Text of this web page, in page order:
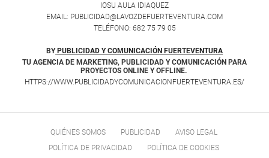
IOSU AULA IDIAQUEZ
EMAIL: PUBLICIDAD@LAVOZDEFUERTEVENTURA.COM
TELÉFONO: 682 75 79 05
BY PUBLICIDAD Y COMUNICACIÓN FUERTEVENTURA
TU AGENCIA DE MARKETING, PUBLICIDAD Y COMUNICACIÓN PARA
PROYECTOS ONLINE Y OFFLINE.
HTTPS://WWW.PUBLICIDADYCOMUNICACIONFUERTEVENTURA.ES/
QUIÉNES SOMOS PUBLICIDAD
AVISO LEGAL
POLÍTICA DE PRIVACIDAD
POLÍTICA DE COOKIES